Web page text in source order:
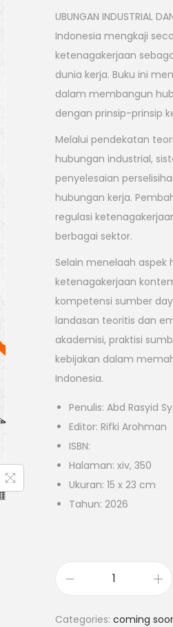
UBUNGAN INDUSTRIAL
Indonesia mengkaji
ketenagakerjaan
dunia kerja. Buku ini
dalam membangun
dengan prinsip-prinsip
Melalui pendekatan
hubungan industrial,
penyelesaian
hubungan kerja.
regulasi
berbagai sektor.
Selain menelaah
ketenagakerjaan
kompetensi sumber
landasan teoritis dan
akademisi, praktisi
kebijakan dalam
Indonesia.
Penulis: Abd Rasyid
Editor: Rifki Arohman
ISBN:
Halaman: xiv, 350
Ukuran: 15 x 23 cm
Tahun: 2026
Categories: coming